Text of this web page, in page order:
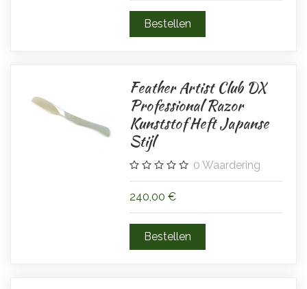
Feather Artist Club DX
Professional Razor
Kunststof Heft Japanse
Stijl
0 Waardering
240,00 €